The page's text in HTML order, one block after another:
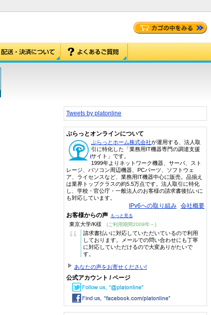
Tweets by platonline
ぷらっとオンラインについて
ぷらっとホーム株式会社が運用する、法人取
引に特化した「業務用IT機器専門の調達支援
サイト」です。
1999年よりネットワーク機器、サーバ、スト
レージ、パソコン周辺機器、PCパーツ、ソフトウェ
ア、ライセンスなど、業務用IT機器中心に販売。品揃え
は業界トップクラスの約5.5万点です。法人取引に特化
し、学校・官公庁・一般法人のお客様の請求書後払いに
も対応しています。
IPv6への取り組み 会社概要
お客様からの声 もっと見る
東京大学/K様 (ご利用期間2009年～)
“
請求書払いに対応していただいているので利用
しております。メールでの問い合わせにも丁寧
に対応していただけるので大変ありがたいで
す。
あなたの声をお寄せください!
公式アカウント / ページ